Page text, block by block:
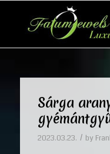
Sárga
2023.03.23. / by